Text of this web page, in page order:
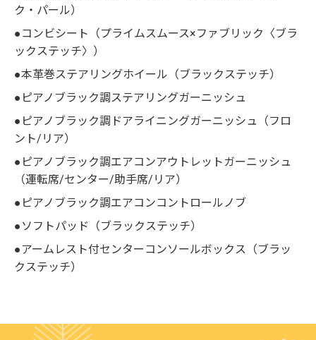
ク・パール）
●コンビシート（プライムスムース×ファブリック〈ブラ
ックステッチ〉）
●本革巻ステアリングホイール（ブラックステッチ）
●ピアノブラック調ステアリングガーニッシュ
●ピアノブラック調ドアライニングガーニッシュ（フロ
ント/リア）
●ピアノブラック調エアコンアウトレットガーニッシュ
（運転席/センター/助手席/リア）
●ピアノブラック調エアコンコントロールノブ
●ソフトパッド（ブラックステッチ）
●アームレスト付センターコンソールボックス（ブラッ
クステッチ）